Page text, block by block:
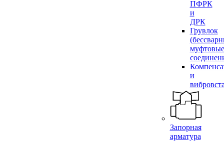
ПФРК
и
ДРК
Грувлок
муфтовые
и
Запорная
арматура